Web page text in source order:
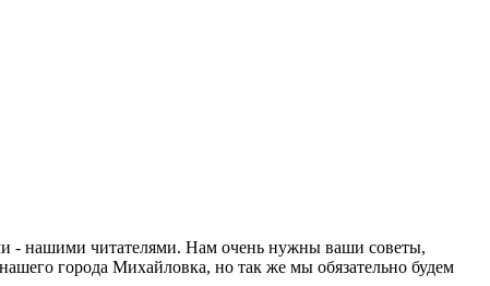
- нашими читателями. Нам очень нужны ваши советы,
города Михайловка, но так же мы обязательно будем